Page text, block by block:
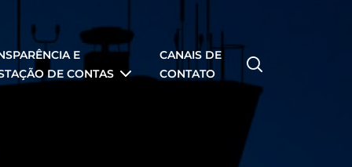
E
DE CONTAS
CANAIS DE
CONTATO